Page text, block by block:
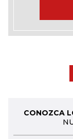
CONOZCA